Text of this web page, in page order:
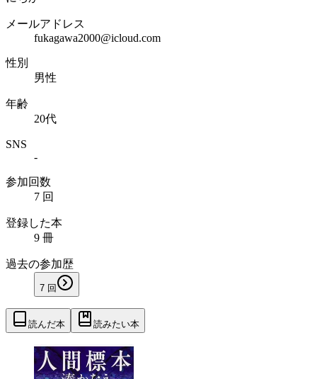
メールアドレス
fukagawa2000@icloud.com
性別
男性
年齢
20代
SNS
-
参加回数
7 回
登録した本
9 冊
過去の参加歴
7 回
読んだ本 読みたい本